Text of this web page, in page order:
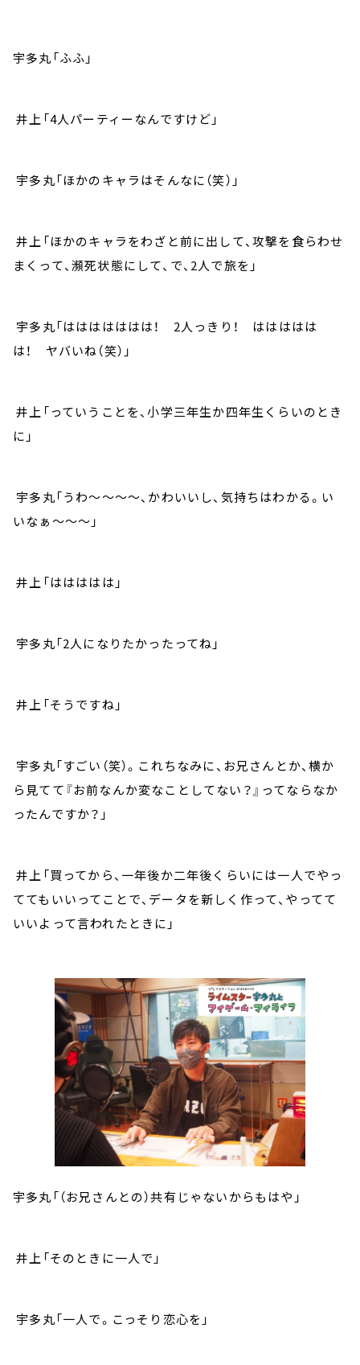
宇多丸「ふふ」
井上「4人パーティーなんですけど」
宇多丸「ほかのキャラはそんなに（笑）」
井上「ほかのキャラをわざと前に出して、攻撃を食らわせ
まくって、瀕死状態にして、で、2人で旅を」
宇多丸「ははははははは！ 2人っきり！ ははははは
は！ ヤバいね（笑）」
井上「っていうことを、小学三年生か四年生くらいのとき
に」
宇多丸「うわ～～～～、かわいいし、気持ちはわかる。い
いなぁ～～～」
井上「ははははは」
宇多丸「2人になりたかったってね」
井上「そうですね」
宇多丸「すごい（笑）。これちなみに、お兄さんとか、横か
ら見てて『お前なんか変なことしてない？』ってならなか
ったんですか？」
井上「買ってから、一年後か二年後くらいには一人でやっ
ててもいいってことで、データを新しく作って、やってて
いいよって言われたときに」
宇多丸「（お兄さんとの）共有じゃないからもはや」
井上「そのときに一人で」
宇多丸「一人で。こっそり恋心を」